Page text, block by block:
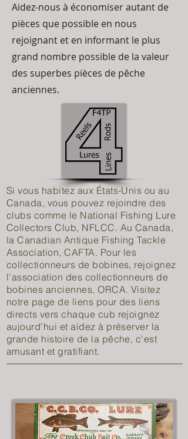
Aidez-nous à économiser autant de
pièces que possible en nous
rejoignant et en informant le plus
grand nombre possible de la valeur
des superbes pièces de pêche
anciennes.
Si vous habitez aux États-Unis ou au
Canada, vous pouvez rejoindre des
clubs comme le National Fishing Lure
Collectors Club, NFLCC. Au Canada,
la Canadian Antique Fishing Tackle
Association, CAFTA. Pour les
collectionneurs de bobines, rejoignez
l'association des collectionneurs de
bobines anciennes, ORCA. Visitez
notre page de liens pour des liens
directs vers chaque cub rejoignez
aujourd'hui et aidez à préserver la
grande histoire de la pêche, c'est
amusant et gratifiant.